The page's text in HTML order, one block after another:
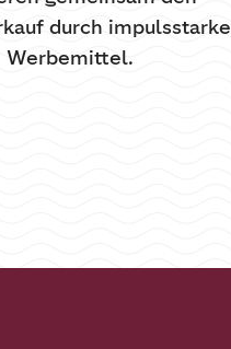
durch impulsstarke
Werbemittel.